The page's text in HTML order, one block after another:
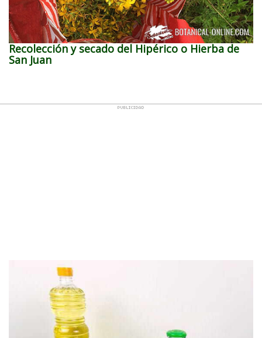
Recolección y secado del Hipérico o Hierba de
San Juan